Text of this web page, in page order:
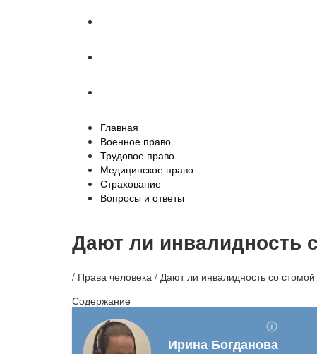
Главная
Военное право
Трудовое право
Медицинское право
Страхование
Вопросы и ответы
Дают ли инвалидность
/ Права человека / Дают ли инвалидность со
Содержание